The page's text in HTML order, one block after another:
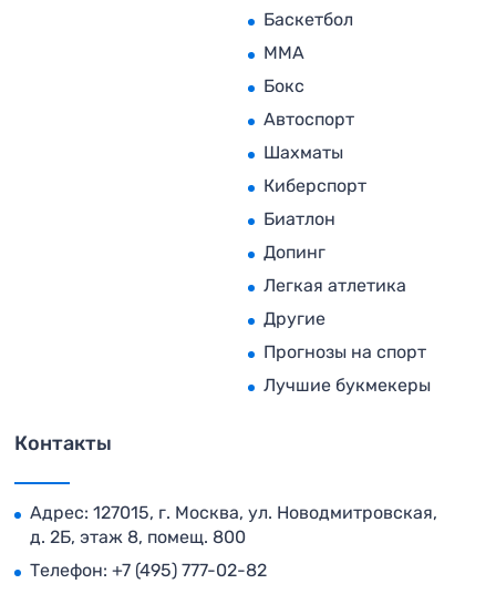
Баскетбол
MMA
Бокс
Автоспорт
Шахматы
Киберспорт
Биатлон
Допинг
Легкая атлетика
Другие
Прогнозы на спорт
Лучшие букмекеры
Контакты
Адрес: 127015, г. Москва, ул. Новодмитровская,
д. 2Б, этаж 8, помещ. 800
Телефон: +7 (495) 777-02-82